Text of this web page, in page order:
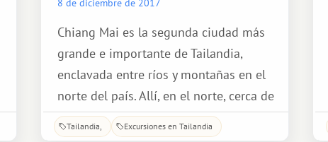
Chiang Mai es la segunda ciudad más
grande e importante de Tailandia,
enclavada entre ríos y montañas en el
norte del país. Allí, en el norte, cerca de
la ciudad, se encuentra uno de los
monumentos naturales más
Tailandia Excursiones en Tailandia